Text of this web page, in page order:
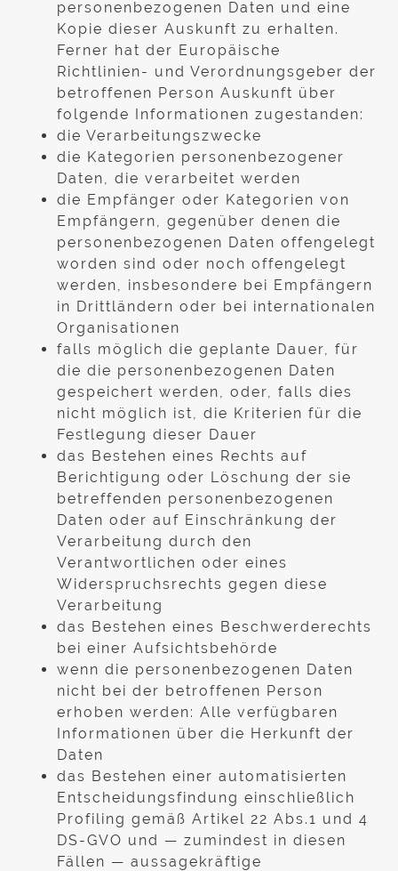
personenbezogenen Daten und eine
Kopie dieser Auskunft zu erhalten.
Ferner hat der Europäische
Richtlinien- und Verordnungsgeber der
betroffenen Person Auskunft über
folgende Informationen zugestanden:
die Verarbeitungszwecke
die Kategorien personenbezogener
Daten, die verarbeitet werden
die Empfänger oder Kategorien von
Empfängern, gegenüber denen die
personenbezogenen Daten offengelegt
worden sind oder noch offengelegt
werden, insbesondere bei Empfängern
in Drittländern oder bei internationalen
Organisationen
falls möglich die geplante Dauer, für
die die personenbezogenen Daten
gespeichert werden, oder, falls dies
nicht möglich ist, die Kriterien für die
Festlegung dieser Dauer
das Bestehen eines Rechts auf
Berichtigung oder Löschung der sie
betreffenden personenbezogenen
Daten oder auf Einschränkung der
Verarbeitung durch den
Verantwortlichen oder eines
Widerspruchsrechts gegen diese
Verarbeitung
das Bestehen eines Beschwerderechts
bei einer Aufsichtsbehörde
wenn die personenbezogenen Daten
nicht bei der betroffenen Person
erhoben werden: Alle verfügbaren
Informationen über die Herkunft der
Daten
das Bestehen einer automatisierten
Entscheidungsfindung einschließlich
Profiling gemäß Artikel 22 Abs.1 und 4
DS-GVO und — zumindest in diesen
Fällen — aussagekräftige